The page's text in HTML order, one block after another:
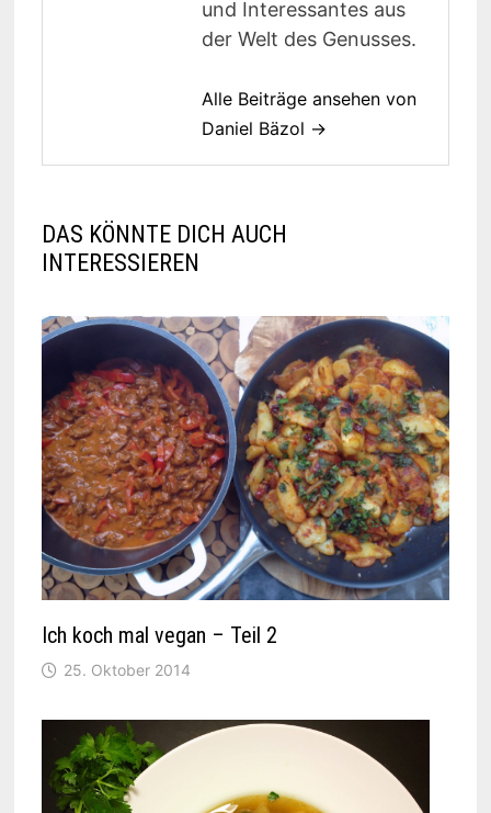
und Interessantes aus
der Welt des Genusses.
Alle Beiträge ansehen von
Daniel Bäzol →
DAS KÖNNTE DICH AUCH
INTERESSIEREN
Ich koch mal vegan – Teil 2
25. Oktober 2014